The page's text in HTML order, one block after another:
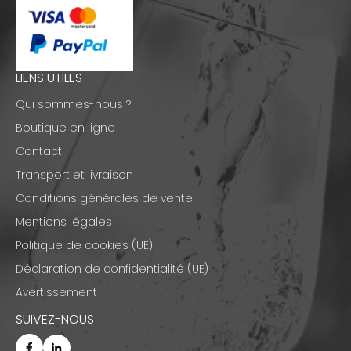
LIENS UTILES
Qui sommes-nous ?
Boutique en ligne
Contact
Transport et livraison
Conditions générales de vente
Mentions légales
Politique de cookies (UE)
Déclaration de confidentialité (UE)
Avertissement
SUIVEZ-NOUS